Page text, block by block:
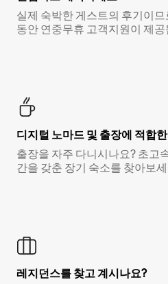
실제 숙박한 게스트의 후기이
동안 연중무휴 고객지원이 제
디지털 노마드 및 출장에 적합
출장을 자주 다니시나요? 초고
간을 갖춘 장기 숙소를 찾아보
레지던스를 찾고 계시나요?